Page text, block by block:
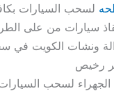
لسحب السيارات
سيارات من على
ونشات الكويت في
رخيص
لسحب السيارات